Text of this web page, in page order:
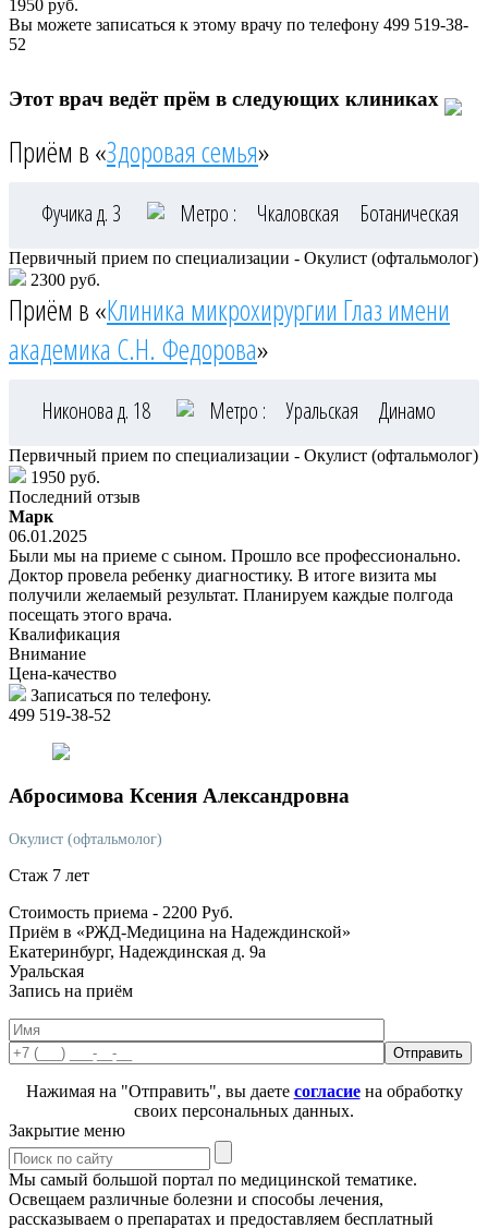
1950 руб.
Вы можете записаться к этому врачу по телефону 499 519-38-
52
Этот врач ведёт прём в следующих клиниках
Приём в «Здоровая семья»
Фучика д. 3 Метро : Чкаловская Ботаническая
Первичный прием по специализации - Окулист (офтальмолог)
2300 руб.
Приём в «Клиника микрохирургии Глаз имени
академика С.Н. Федорова»
Никонова д. 18 Метро : Уральская Динамо
Первичный прием по специализации - Окулист (офтальмолог)
1950 руб.
Последний отзыв
Марк
06.01.2025
Были мы на приеме с сыном. Прошло все профессионально.
Доктор провела ребенку диагностику. В итоге визита мы
получили желаемый результат. Планируем каждые полгода
посещать этого врача.
Квалификация
Внимание
Цена-качество
Записаться по телефону.
499 519-38-52
Абросимова Ксения Александровна
Окулист (офтальмолог)
Стаж 7 лет
Стоимость приема - 2200 Руб.
Приём в «РЖД-Медицина на Надеждинской»
Екатеринбург, Надеждинская д. 9а
Уральская
Запись на приём
Нажимая на "Отправить", вы даете согласиена обработку
своих персональных данных.
Закрытие меню
Мы самый большой портал по медицинской тематике.
Освещаем различные болезни и способы лечения,
рассказываем о препаратах и предоставляем бесплатный